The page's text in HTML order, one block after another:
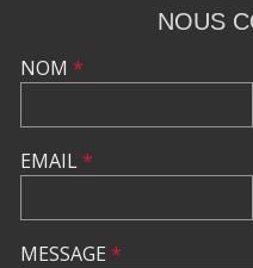
NOUS
NOM *
EMAIL*
MESSAGE *